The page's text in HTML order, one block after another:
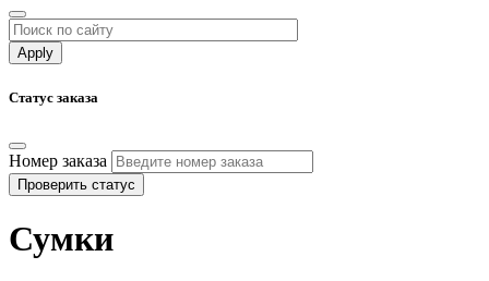
Статус заказа
Номер заказа
Проверить статус
Сумки